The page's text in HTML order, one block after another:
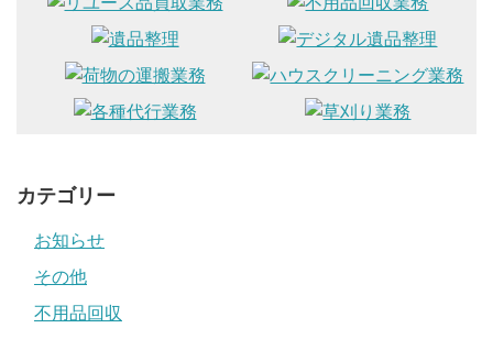
カテゴリー
お知らせ
その他
不用品回収